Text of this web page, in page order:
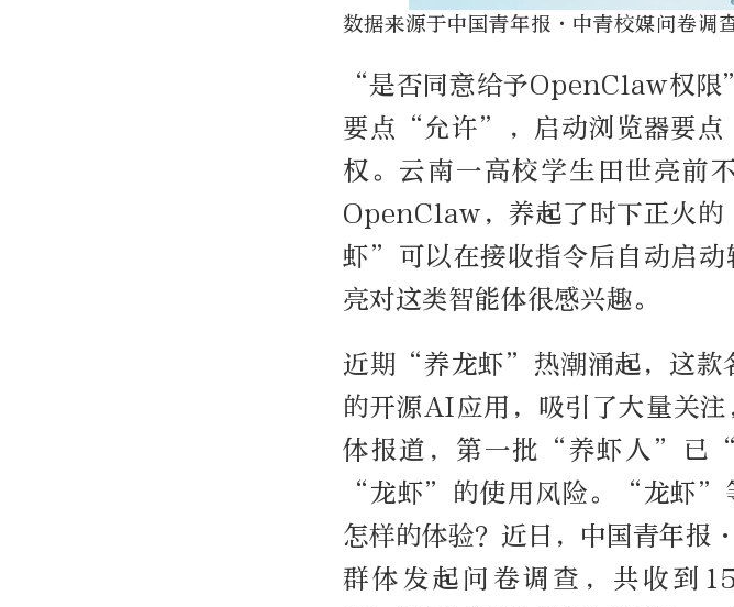
数据来源于中国青年报·中青校媒问卷调
“是否同意给予OpenClaw权
要点“允许”，启动浏览器要
权。云南一高校学生田世亮
OpenClaw，养起了时下正火
虾”可以在接收指令后自动启动
亮对这类智能体很感兴趣。
近期“养龙虾”热潮涌起，这
的开源AI应用，吸引了大量关
体报道，第一批“养虾人”已
“龙虾”的使用风险。“龙虾”
怎样的体验？近日，中国青年报
群体发起问卷调查，共收到